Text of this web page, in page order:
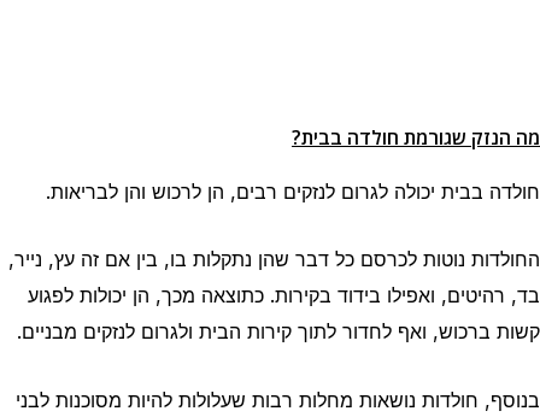
מה הנזק שגורמת חולדה בבית?
חולדה בבית יכולה לגרום לנזקים רבים, הן לרכוש והן לבריאות.
החולדות נוטות לכרסם כל דבר שהן נתקלות בו, בין אם זה עץ, נייר,
בד, רהיטים, ואפילו בידוד בקירות. כתוצאה מכך, הן יכולות לפגוע
קשות ברכוש, ואף לחדור לתוך קירות הבית ולגרום לנזקים מבניים.
בנוסף, חולדות נושאות מחלות רבות שעלולות להיות מסוכנות לבני